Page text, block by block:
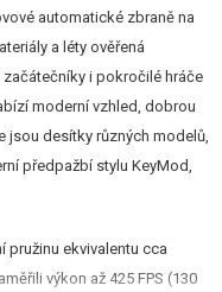
automatické zbraně na
a léty ověřená
i pokročilé hráče
moderní vzhled, dobrou
jsou desítky různých modelů,
předpažbí stylu KeyMod,
pružinu ekvivalentu cca
výkon až 425 FPS (130